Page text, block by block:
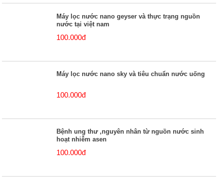
Máy lọc nước nano geyser và thực trạng nguồn
nước tại việt nam
100.000đ
Máy lọc nước nano sky và tiêu chuẩn nước uống
100.000đ
Bệnh ung thư ,nguyên nhân từ nguồn nước sinh
hoạt nhiễm asen
100.000đ